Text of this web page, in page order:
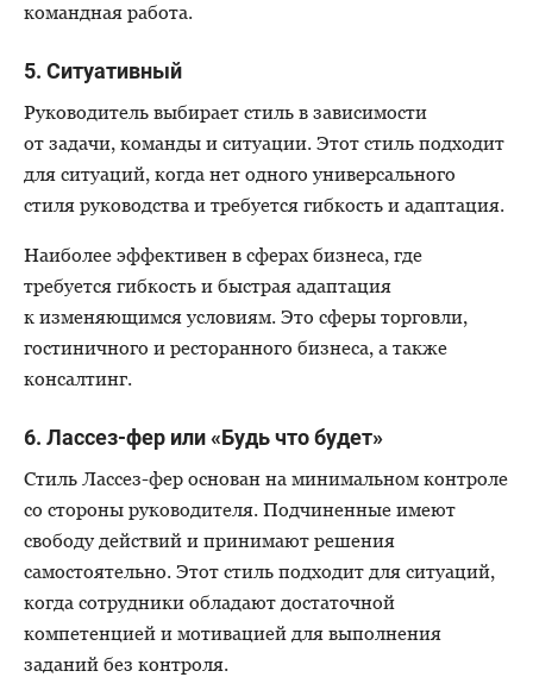
командная работа.
5. Ситуативный
Руководитель выбирает стиль в зависимости
от задачи, команды и ситуации. Этот стиль подходит
для ситуаций, когда нет одного универсального
стиля руководства и требуется гибкость и адаптация.
Наиболее эффективен в сферах бизнеса, где
требуется гибкость и быстрая адаптация
к изменяющимся условиям. Это сферы торговли,
гостиничного и ресторанного бизнеса, а также
консалтинг.
6. Лассез-фер или «Будь что будет»
Стиль Лассез-фер основан на минимальном контроле
со стороны руководителя. Подчиненные имеют
свободу действий и принимают решения
самостоятельно. Этот стиль подходит для ситуаций,
когда сотрудники обладают достаточной
компетенцией и мотивацией для выполнения
заданий без контроля.